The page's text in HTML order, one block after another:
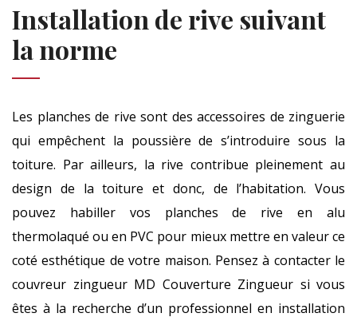
Installation de rive suivant
la norme
Les planches de rive sont des accessoires de zinguerie
qui empêchent la poussière de s’introduire sous la
toiture. Par ailleurs, la rive contribue pleinement au
design de la toiture et donc, de l’habitation. Vous
pouvez habiller vos planches de rive en alu
thermolaqué ou en PVC pour mieux mettre en valeur ce
coté esthétique de votre maison. Pensez à contacter le
couvreur zingueur MD Couverture Zingueur si vous
êtes à la recherche d’un professionnel en installation